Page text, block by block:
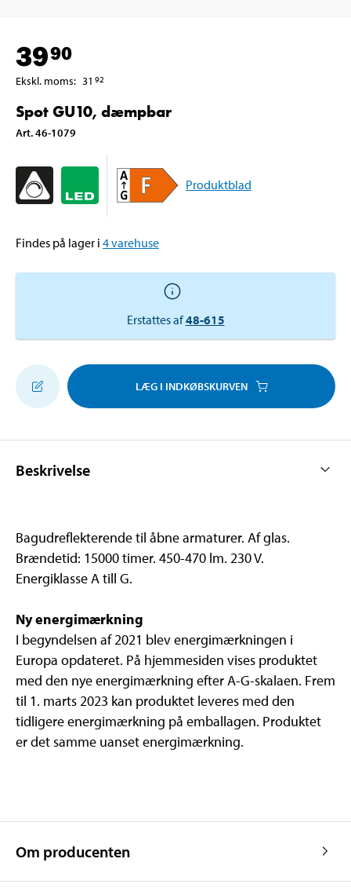
3990
Ekskl. moms: 31 92
Spot GU10, dæmpbar
Art.46-1079
Produktblad
Findes på lager i 4varehuse
Erstattes af48-615
LÆG I INDKØBSKURVEN
Beskrivelse
Bagudreflekterende til åbne armaturer. Af glas.
Brændetid: 15000 timer. 450-470 lm. 230 V.
Energiklasse A till G.
Ny energimærkning
I begyndelsen af 2021 blev energimærkningen i
Europa opdateret. På hjemmesiden vises produktet
med den nye energimærkning efter A-G-skalaen. Frem
til 1. marts 2023 kan produktet leveres med den
tidligere energimærkning på emballagen. Produktet
er det samme uanset energimærkning.
Om producenten